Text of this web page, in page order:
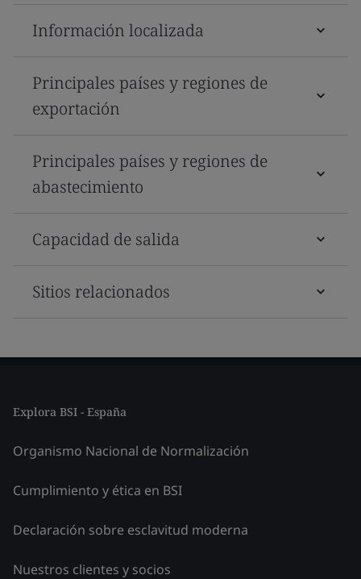
Información localizada
Principales países y regiones de
exportación
Principales países y regiones de
abastecimiento
Capacidad de salida
Sitios relacionados
Explora BSI - España
Organismo Nacional de Normalización
Cumplimiento y ética en BSI
Declaración sobre esclavitud moderna
Nuestros clientes y socios